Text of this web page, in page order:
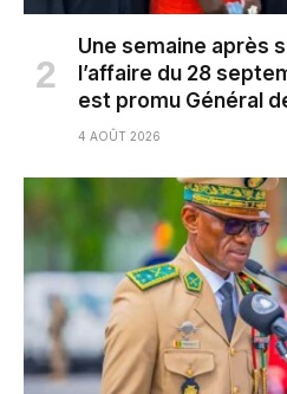
Une semaine après
l’affaire du 28
est promu Général
4 AOÛT 2026